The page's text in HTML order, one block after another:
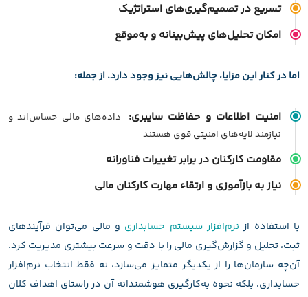
تسریع در تصمیم‌گیری‌های استراتژیک
امکان تحلیل‌های پیش‌بینانه و به‌موقع
اما در کنار این مزایا، چالش‌هایی نیز وجود دارد. از جمله:
امنیت اطلاعات و حفاظت سایبری:
داده‌های مالی حساس‌اند و
نیازمند لایه‌های امنیتی قوی هستند
مقاومت کارکنان در برابر تغییرات فناورانه
نیاز به بازآموزی و ارتقاء مهارت کارکنان مالی
با استفاده از نرم‌افزار سیستم حسابداری و مالی می‌توان فرآیندهای
ثبت، تحلیل و گزارش‌گیری مالی را با دقت و سرعت بیشتری مدیریت کرد.
آن‌چه سازمان‌ها را از یکدیگر متمایز می‌سازد، نه فقط انتخاب نرم‌افزار
حسابداری، بلکه نحوه به‌کارگیری هوشمندانه آن در راستای اهداف کلان